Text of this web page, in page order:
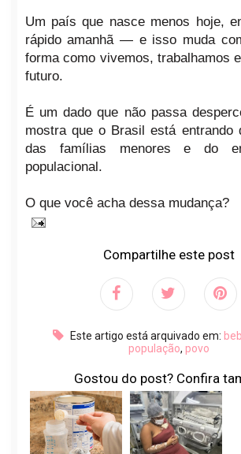
Um país que nasce menos hoje,
rápido amanhã — e isso muda
forma como vivemos, trabalhamos
futuro.
É um dado que não passa
mostra que o Brasil está entrando
das famílias menores e do
populacional.
O que você acha dessa mudança?
Compartilhe este post
Este artigo está arquivado em:
população, povo
Gostou do post? Confira